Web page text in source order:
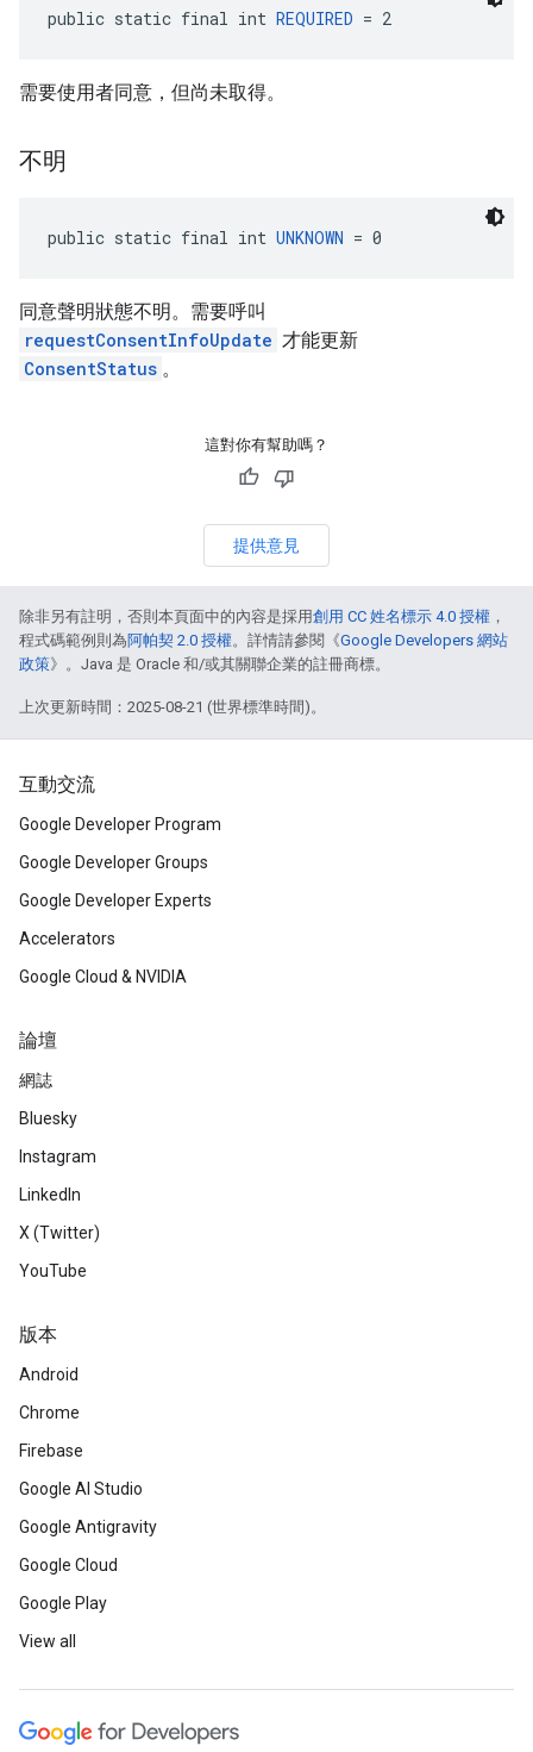
public static final int REQUIRED = 2
需要使用者同意，但尚未取得。
不明
public static final int UNKNOWN = 0
同意聲明狀態不明。需要呼叫
requestConsentInfoUpdate 才能更新
ConsentStatus 。
這對你有幫助嗎？
提供意見
除非另有註明，否則本頁面中的內容是採用創用 CC 姓名標示 4.0 授權 ，
程式碼範例則為阿帕契 2.0 授權。詳情請參閱《Google Developers 網站
政策》。Java 是 Oracle 和/或其關聯企業的註冊商標。
上次更新時間：2025-08-21 (世界標準時間)。
互動交流
Google Developer Program
Google Developer Groups
Google Developer Experts
Accelerators
Google Cloud & NVIDIA
論壇
網誌
Bluesky
Instagram
LinkedIn
X (Twitter)
YouTube
版本
Android
Chrome
Firebase
Google AI Studio
Google Antigravity
Google Cloud
Google Play
View all